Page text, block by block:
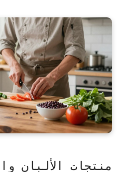
منتجات الألبان